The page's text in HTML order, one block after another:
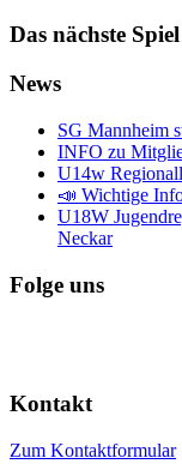
Das nächste Spiel
News
SG Mannheim
INFO zu
U14w
📣 Wichtige
U18W
Neckar
Folge uns
Kontakt
Zum Kontaktformular